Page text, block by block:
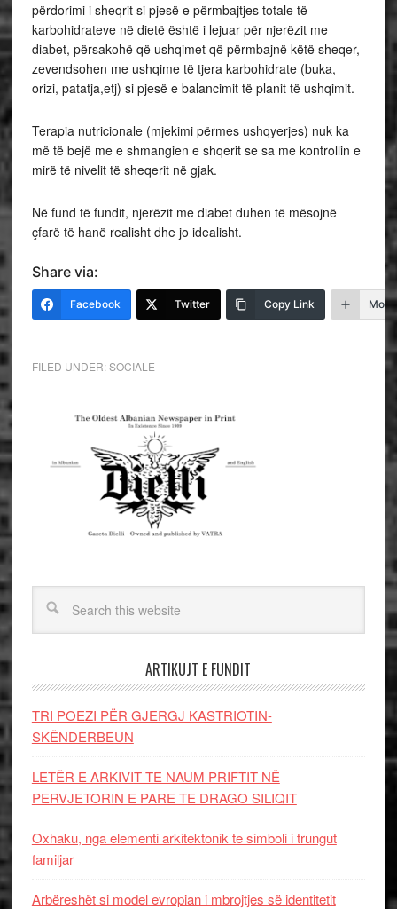
përdorimi i sheqrit si pjesë e përmbajtjes totale të
karbohidrateve në dietë është i lejuar për njerëzit me
diabet, përsakohë që ushqimet që përmbajnë këtë sheqer,
zevendsohen me ushqime të tjera karbohidrate (buka,
orizi, patatja,etj) si pjesë e balancimit të planit të ushqimit.
Terapia nutricionale (mjekimi përmes ushqyerjes) nuk ka
më të bejë me e shmangien e shqerit se sa me kontrollin e
mirë të nivelit të sheqerit në gjak.
Në fund të fundit, njerëzit me diabet duhen të mësojnë
çfarë të hanë realisht dhe jo idealisht.
Share via:
Facebook Twitter Copy Link More
FILED UNDER:SOCIALE
ARTIKUJT E FUNDIT
TRI POEZI PËR GJERGJ KASTRIOTIN-
SKËNDERBEUN
LETËR E ARKIVIT TE NAUM PRIFTIT NË
PERVJETORIN E PARE TE DRAGO SILIQIT
Oxhaku, nga elementi arkitektonik te simboli i trungut
familjar
Arbëreshët si model evropian i mbrojtjes së identitetit